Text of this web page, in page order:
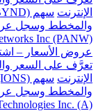
الإنترنت
والمخطط وسجل
عروض الأسعار –
تعرَّف على السعر
الإنترنت
والمخطط وسجل